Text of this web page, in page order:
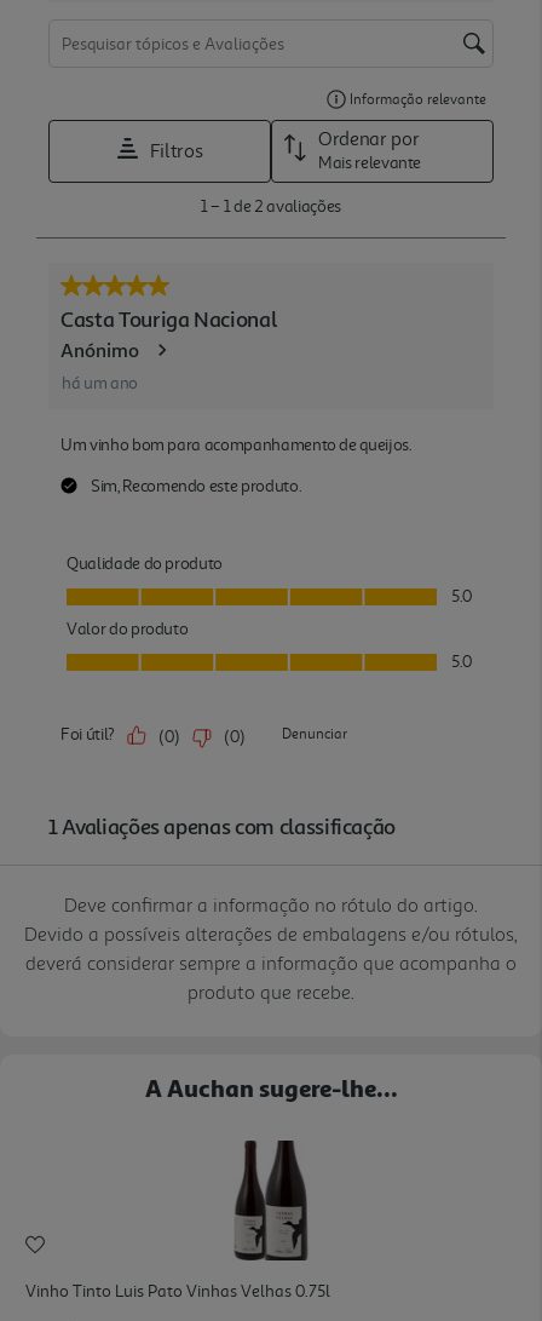
Deve confirmar a informação no rótulo do artigo.
Devido a possíveis alterações de embalagens e/ou rótulos,
deverá considerar sempre a informação que acompanha o
produto que recebe.
A Auchan sugere-lhe...
Vinho Tinto Luis Pato Vinhas Velhas 0.75l